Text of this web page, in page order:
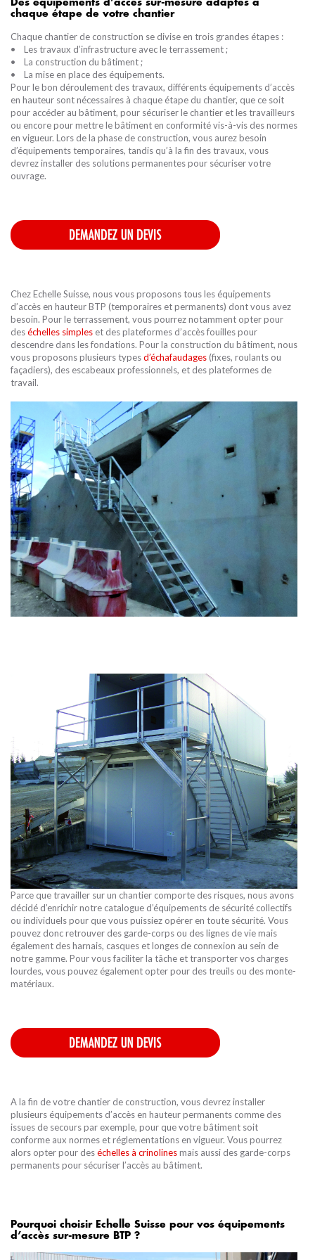
FABRICATIONS POUR LA LOGISTIQUE SUR-
FABRICATIONS POUR LE TRANSPORT
FABRICATIONS POUR LE BTP ET LA
FABRICATIONS POUR LES COLLECTIVITÉS ET
ÉCHELLES À CRINOLINE SUR-MESURE
ÉTANCHÉ
GARDE-CORPS PERMANENTS FASTGUARD
GARDE-CORPS PERMANENTS FASTGUARD
GARDE-CORPS PERMANENTS DE
BARRIÈRES ÉCLUSES
FILETS ET PROTECTIONS PLAQUÉES
GARDE-CORPS PROVISOIRES
COMPOSANTS LIGNE DE VIE AUTO OH
COMPOSANTS LIGNE DE VIE MANUELLE
ANCRAGES MOBILES
LIGNES DE VIE VERTICALES
ANCRAGES CHARPENTES
ANCRAGES BÉTONS
LIGNES DE VIE À CÂBLE
ECHELLES D'ACCÈS SPÉCIALES CAMIONS
ECHELLES DE TOIT
ECHELLES SOUPLES
ECHELLES TRANSFORMABLES
ECHELLES À MARCHES
ÉCHELLES MÉTIERS
ACCESSOIRES POUR ÉCHELLES
ESCABEAUX ESCABEAUX ET PLATES-FORMES ISOLANTES
ACCESSOIRES POUR ESCABEAUX
PLATEFORME INDIVIDUELLE ROULANTE PIRL
ECHAFAUDAGES
LOCATION/MONTAGE ÉCHAFAUDAGES
EPI ANTICHUTE
DESCENDEURS, BLOQUEURS
CASQUES, LAMPES FRONTALES ET
ESCALIERS PARTICULIERS
ESCALIERS DROITS ET 1/4 TOURNANTS
ESCALIERS SUSPENDUS
ESCALIERS HÉLICOIDAUX EXTÉRIEURS
ESCALIERS GAIN DE PLACE
LE RÉSEAU
TROUVEZ VOTRE MAGASIN
ACTUALITÉS
NOS SERVICES
NOTRE CENTRE DE PRODUCTION
Des équipements d’accès sur-mesure adaptés à
chaque étape de votre chantier
Chaque chantier de construction se divise en trois grandes étapes :
• Les travaux d’infrastructure avec le terrassement ;
• La construction du bâtiment ;
• La mise en place des équipements.
Pour le bon déroulement des travaux, différents équipements d’accès
en hauteur sont nécessaires à chaque étape du chantier, que ce soit
pour accéder au bâtiment, pour sécuriser le chantier et les travailleurs
ou encore pour mettre le bâtiment en conformité vis-à-vis des normes
en vigueur. Lors de la phase de construction, vous aurez besoin
d’équipements temporaires, tandis qu’à la fin des travaux, vous
devrez installer des solutions permanentes pour sécuriser votre
ouvrage.
​​​​​​​Chez Echelle Suisse, nous vous proposons tous les équipements
d’accès en hauteur BTP (temporaires et permanents) dont vous avez
besoin. Pour le terrassement, vous pourrez notamment opter pour
deséchelles simples et des plateformes d’accès fouilles pour
descendre dans les fondations. Pour la construction du bâtiment, nous
vous proposons plusieurs typesd’échafaudages(fixes, roulants ou
façadiers), des escabeaux professionnels, et des plateformes de
travail.
Parce que travailler sur un chantier comporte des risques, nous avons
décidé d’enrichir notre catalogue d’équipements de sécurité collectifs
ou individuels pour que vous puissiez opérer en toute sécurité. Vous
pouvez donc retrouver des garde-corps ou des lignes de vie mais
également des harnais, casques et longes de connexion au sein de
notre gamme. Pour vous faciliter la tâche et transporter vos charges
lourdes, vous pouvez également opter pour des treuils ou des monte-
matériaux.
A la fin de votre chantier de construction, vous devrez installer
plusieurs équipements d’accès en hauteur permanents comme des
issues de secours par exemple, pour que votre bâtiment soit
conforme aux normes et réglementations en vigueur. Vous pourrez
alors opter pour deséchelles à crinolinesmais aussi des garde-corps
permanents pour sécuriser l’accès au bâtiment.
Pourquoi choisir Echelle Suisse pour vos équipements
d’accès sur-mesure BTP ?